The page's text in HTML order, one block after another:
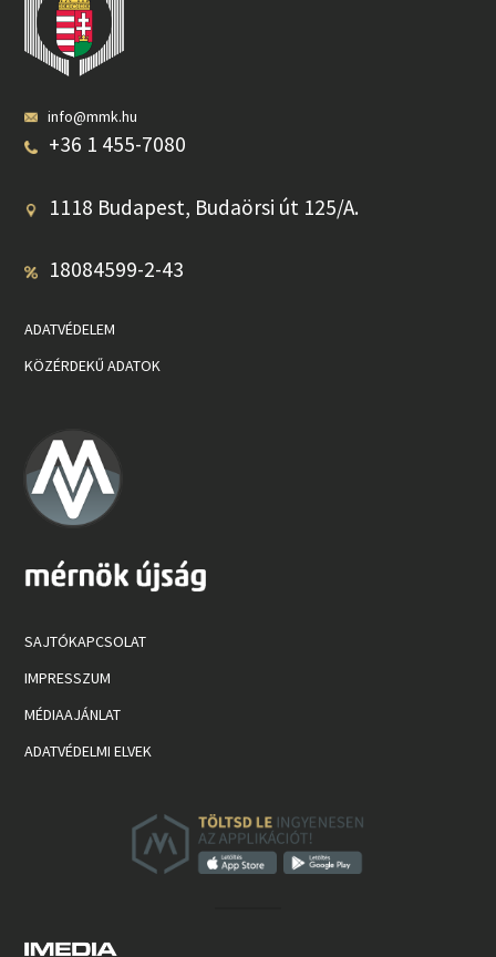
info@mmk.hu
+36 1 455-7080
1118 Budapest, Budaörsi út 125/A.
18084599-2-43
ADATVÉDELEM
KÖZÉRDEKŰ ADATOK
SAJTÓKAPCSOLAT
IMPRESSZUM
MÉDIAAJÁNLAT
ADATVÉDELMI ELVEK